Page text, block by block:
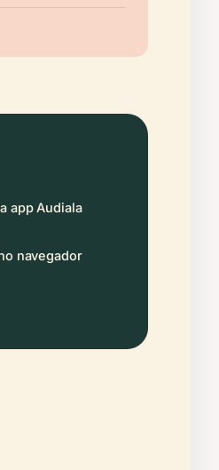
app Audiala
navegador